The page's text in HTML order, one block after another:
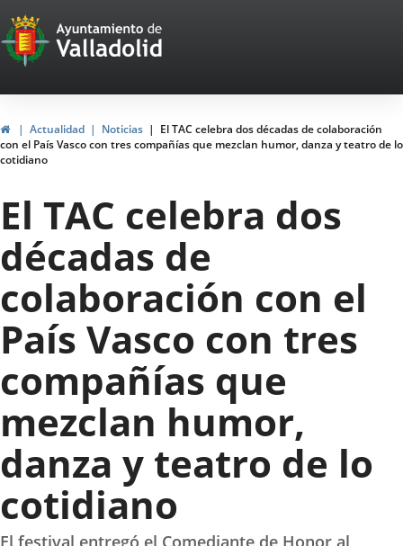
Portal
Web
del
Ayuntamiento
de
Valladolid
HomeActualidad Noticias
El TAC celebra dos décadas de colaboración
con el País Vasco con tres compañías que mezclan humor, danza y teatro de lo
cotidiano
El TAC celebra dos
décadas de
colaboración con el
País Vasco con tres
compañías que
mezclan humor,
danza y teatro de lo
cotidiano
El festival entregó el Comediante de Honor al